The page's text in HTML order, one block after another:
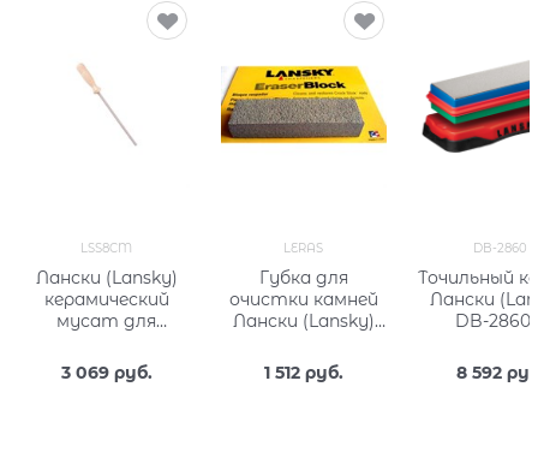
LSS8CM
Лански (Lansky)
керамический
мусат для
3 069 руб.
LERAS
Губка для
очистки камней
Лански (Lansky)
1 512 руб.
DB-2860
Точильный
Лански
DB-2860
8 592